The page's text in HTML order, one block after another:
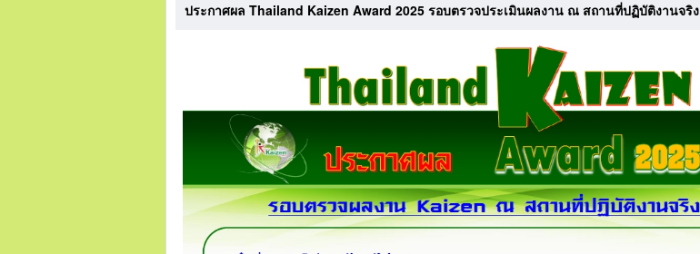
ประกาศผล Thailand Kaizen Award 2025 รอบตรวจประเมินผลงาน ณ สถานที่ปฏิบัติงานจริง